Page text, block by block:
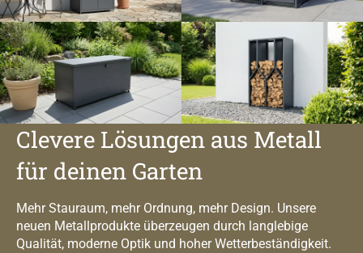
Clevere Lösungen aus Metall
für deinen Garten
Mehr Stauraum, mehr Ordnung, mehr Design. Unsere
neuen Metallprodukte überzeugen durch langlebige
Qualität, moderne Optik und hoher Wetterbeständigkeit.